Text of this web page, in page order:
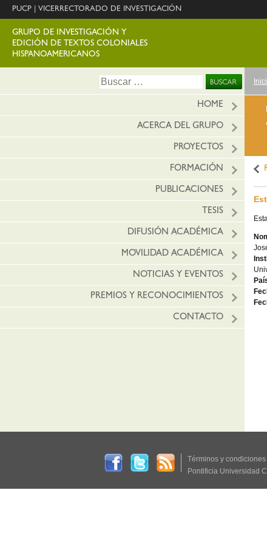
PUCP VICERRECTORADO DE INVESTIGACIÓN
GRUPO DE INVESTIGACIÓN Y
EDICIÓN DE TEXTOS COLONIALES
HISPANOAMERICANOS
Buscar:
HOME
ACERCA DEL GRUPO
PROYECTOS
FORMACIÓN
PUBLICACIONES
TESIS
DIFUSIÓN ACADÉMICA
MOVILIDAD ACADÉMICA
NOTICIAS Y EVENTOS
PREMIOS Y RECONOCIMIENTOS
CONTACTO
Términos y condiciones
Pontificia Universidad